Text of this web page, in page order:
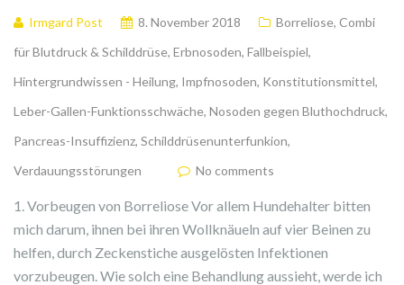
Irmgard Post 8. November 2018 Borreliose, Combi
für Blutdruck & Schilddrüse, Erbnosoden, Fallbeispiel,
Hintergrundwissen - Heilung, Impfnosoden, Konstitutionsmittel,
Leber-Gallen-Funktionsschwäche, Nosoden gegen Bluthochdruck,
Pancreas-Insuffizienz, Schilddrüsenunterfunkion,
Verdauungsstörungen
No comments
1. Vorbeugen von Borreliose Vor allem Hundehalter bitten
mich darum, ihnen bei ihren Wollknäueln auf vier Beinen zu
helfen, durch Zeckenstiche ausgelösten Infektionen
vorzubeugen. Wie solch eine Behandlung aussieht, werde ich